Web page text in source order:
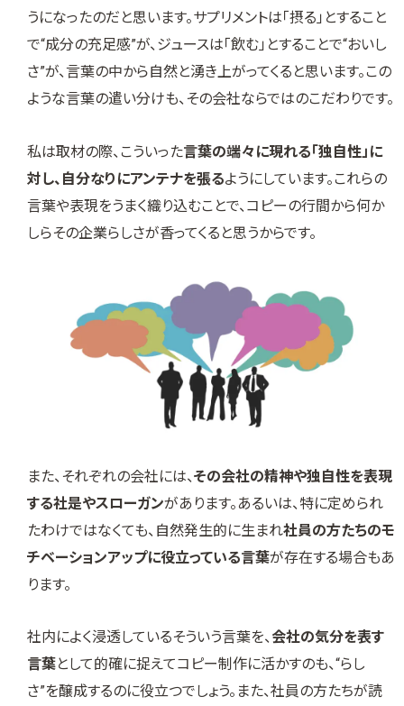
うになったのだと思います。サプリメントは「摂る」とすること
で“成分の充足感”が、ジュースは「飲む」とすることで“おいし
さ”が、言葉の中から自然と湧き上がってくると思います。この
ような言葉の遣い分けも、その会社ならではのこだわりです。
私は取材の際、こういった言葉の端々に現れる「独自性」に
対し、自分なりにアンテナを張るようにしています。これらの
言葉や表現をうまく織り込むことで、コピーの行間から何か
しらその企業らしさが香ってくると思うからです。
また、それぞれの会社には、その会社の精神や独自性を表現
する社是やスローガンがあります。あるいは、特に定められ
たわけではなくても、自然発生的に生まれ社員の方たちのモ
チベーションアップに役立っている言葉が存在する場合もあ
ります。
社内によく浸透しているそういう言葉を、会社の気分を表す
言葉として的確に捉えてコピー制作に活かすのも、“らし
さ”を醸成するのに役立つでしょう。また、社員の方たちが読